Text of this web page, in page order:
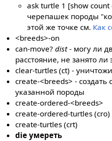
ask turtle 1 [show count
черепашек породы
этой же точке см. Как
<breeds>-on
can-move?dist- могу ли
расстояние, не занято ли
clear-turtles (ct) -
create-<breeds> - создать
указанной породы
create-ordered-<breeds>
create-ordered-turtles (cro)
create-turtles (crt)
die умереть